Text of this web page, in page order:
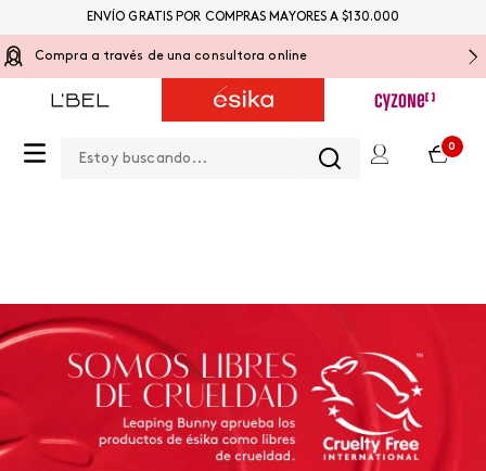
Compra a través de una consultora online
0
ENVÍO GRATIS POR COMPRAS MAYORES A $130.000